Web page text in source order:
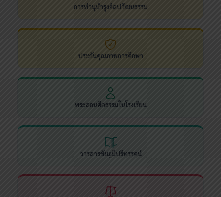
การทำนุบำรุงศิลปวัฒนธรรม
ประกันคุณภาพการศึกษา
พระสอนศีลธรรมในโรงเรียน
วารสารชัยภูมิปริทรรศน์